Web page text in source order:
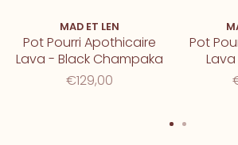
MAD ET LEN
Pot Pourri Apothicaire
Lava - Black Champaka
€129,00
Pot